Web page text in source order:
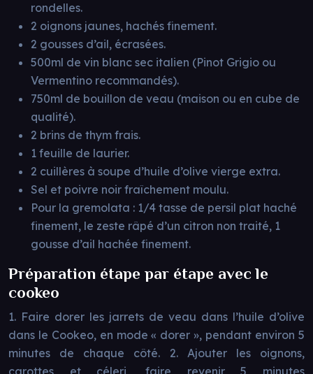
rondelles.
2 oignons jaunes, hachés finement.
2 gousses d’ail, écrasées.
500ml de vin blanc sec italien (Pinot Grigio ou
Vermentino recommandés).
750ml de bouillon de veau (maison ou en cube de
qualité).
2 brins de thym frais.
1 feuille de laurier.
2 cuillères à soupe d’huile d’olive vierge extra.
Sel et poivre noir fraîchement moulu.
Pour la gremolata : 1/4 tasse de persil plat haché
finement, le zeste râpé d’un citron non traité, 1
gousse d’ail hachée finement.
Préparation étape par étape avec le
cookeo
1. Faire dorer les jarrets de veau dans l’huile d’olive
dans le Cookeo, en mode « dorer », pendant environ 5
minutes de chaque côté. 2. Ajouter les oignons,